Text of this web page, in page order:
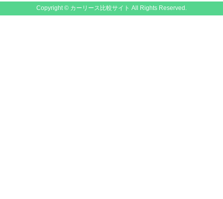
Copyright © カーリース比較サイト All Rights Reserved.